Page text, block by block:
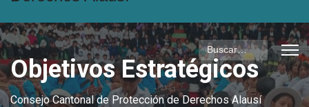
Buscar
Objetivos Estratégicos
Consejo Cantonal de Protección de Derechos Alausí